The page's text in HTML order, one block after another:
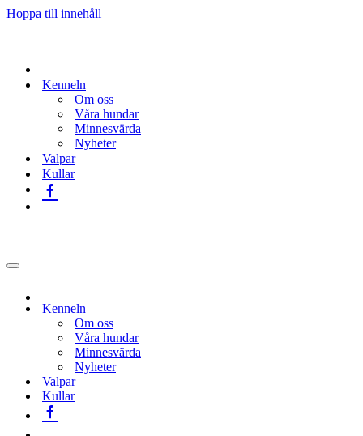
Hoppa till innehåll
Kenneln
Om oss
Våra hundar
Minnesvärda
Nyheter
Valpar
Kullar
Navigeringsmeny
Kenneln
Om oss
Våra hundar
Minnesvärda
Nyheter
Valpar
Kullar